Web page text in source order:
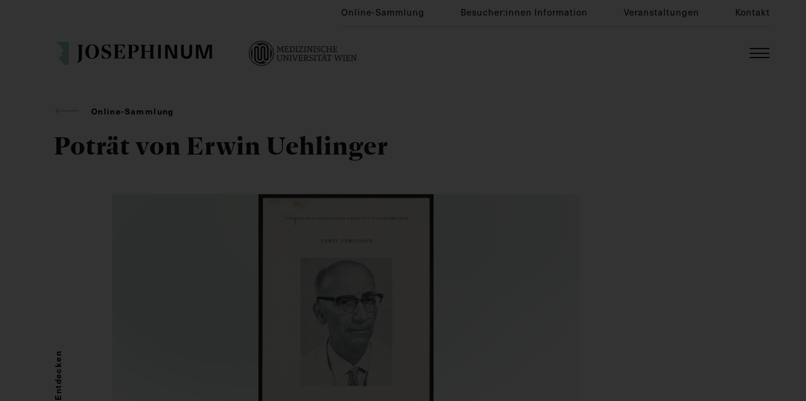
Online-Sammlung Besucher:innen Information Veranstaltungen Kontakt
Online-Sammlung
Poträt von Erwin Uehlinger
Entdecken